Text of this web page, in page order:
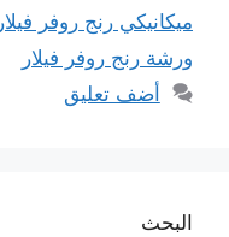
ميكانيكي رنج روفر فيلار
ورشة رنج روفر فيلار
أضف تعليق
البحث